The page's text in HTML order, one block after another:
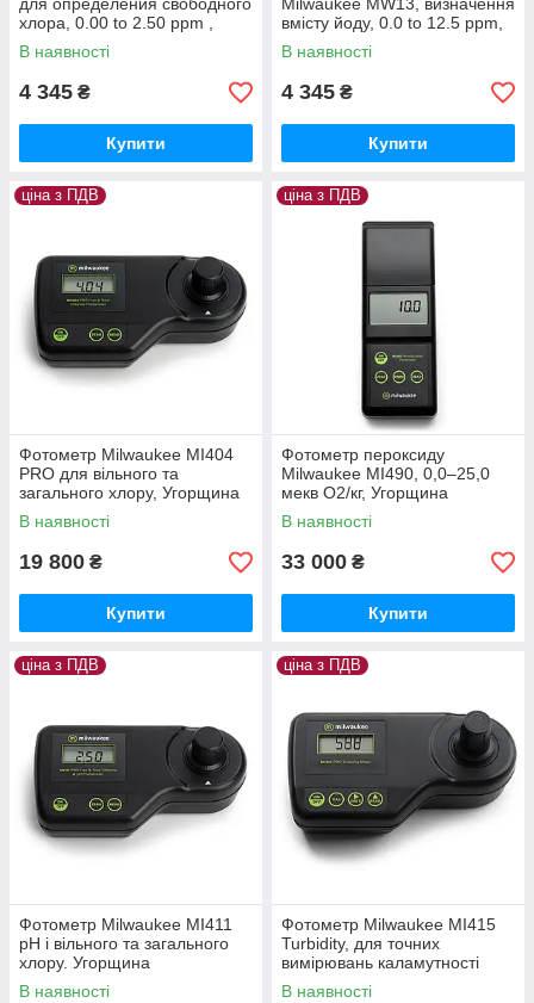
хлора, 0.00 to 2.50 ppm ,
Венгрия
В наявності
4 345 ₴
Купити
вмісту йоду, 0.0 to 12.5 ppm,
Угорщина
В наявності
4 345 ₴
Купити
ціна з ПДВ
Фотометр Milwaukee MI404
PRO для вільного та
загального хлору, Угорщина
В наявності
19 800 ₴
Купити
ціна з ПДВ
Фотометр пероксиду
Milwaukee MI490, 0,0–25,0
мекв O2/кг, Угорщина
В наявності
33 000 ₴
Купити
ціна з ПДВ
Фотометр Milwaukee MI411
pH і вільного та загального
хлору. Угорщина
В наявності
ціна з ПДВ
Фотометр Milwaukee MI415
Turbidity, для точних
вимірювань каламутності
розчинів. Угорщина
В наявності